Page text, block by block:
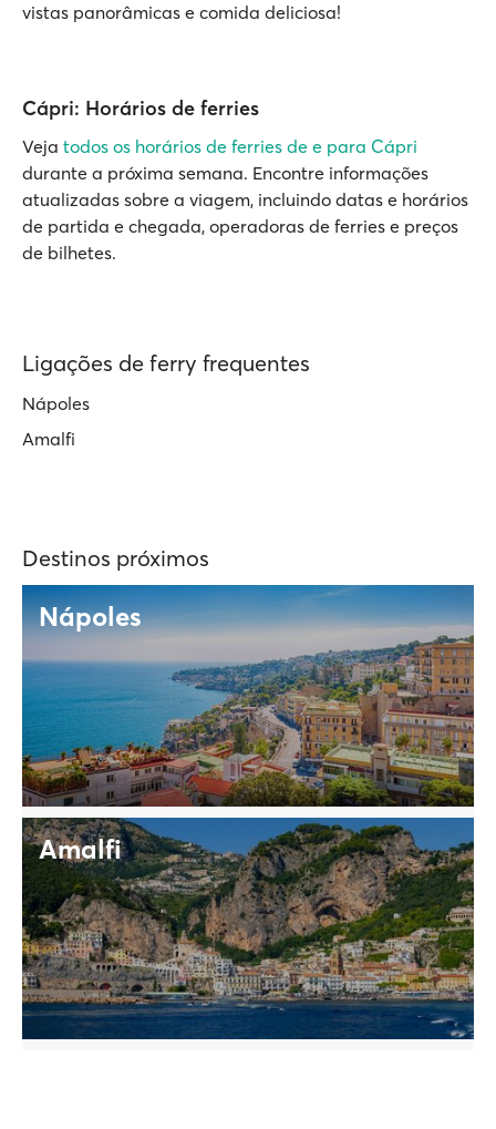
vistas panorâmicas e comida deliciosa!
Cápri: Horários de ferries
Veja todos os horários de ferries de e para Cápri
durante a próxima semana. Encontre informações
atualizadas sobre a viagem, incluindo datas e horários
de partida e chegada, operadoras de ferries e preços
de bilhetes.
Ligações de ferry frequentes
Nápoles
Amalfi
Destinos próximos
Nápoles
Amalfi